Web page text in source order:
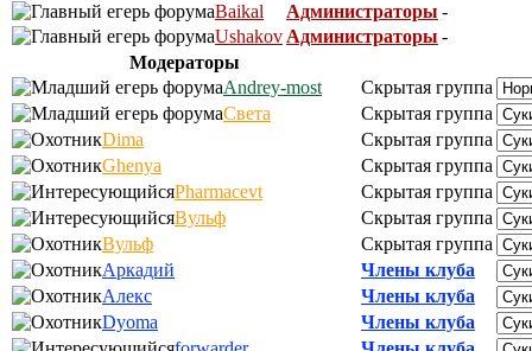
Baikal
Администраторы -
Ushakov Администраторы -
Модераторы
Andrey-most
Скрытая группа
Света
Скрытая группа
Dima
Скрытая группа
Ghenya
Скрытая группа
Pharmacevt
Скрытая группа
Вульф
Скрытая группа
Вульф
Скрытая группа
Аркадий
Члены клуба
Алекс
Члены клуба
Dyoma
Члены клуба